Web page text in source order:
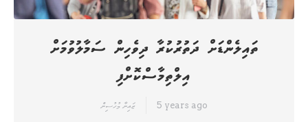
ތައިލެންޑަށް ދަތުރުކުރާ ދިވެހިން ސަމާލުވުމަށް
އިލްތިމާސްކޮށްފި
ޒައިނާ މުހުސިން 5 years ago